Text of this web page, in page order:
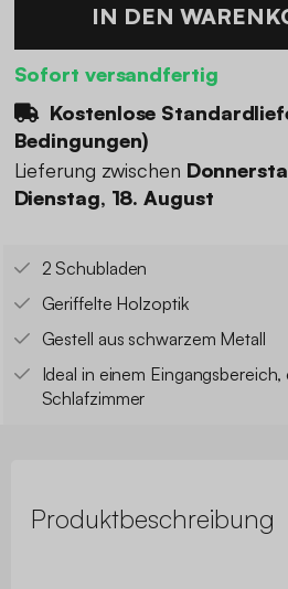
IN DEN
Sofort versandfertig
Kostenlose
Bedingungen)
Lieferung zwischen
Dienstag, 18. August
2 Schubladen
Geriffelte Holzoptik
Gestell aus schwarzem Metall
Ideal in einem
Schlafzimmer
Produktbeschreibung